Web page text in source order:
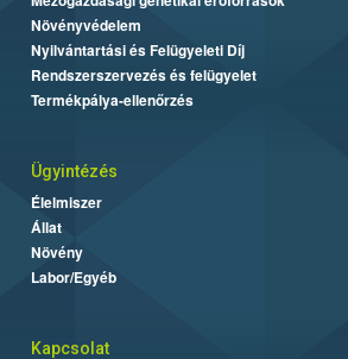
Növényvédelem
Nyilvántartási és Felügyeleti Díj
Rendszerszervezés és felügyelet
Termékpálya-ellenőrzés
Ügyintézés
Élelmiszer
Állat
Növény
Labor/Egyéb
Kapcsolat